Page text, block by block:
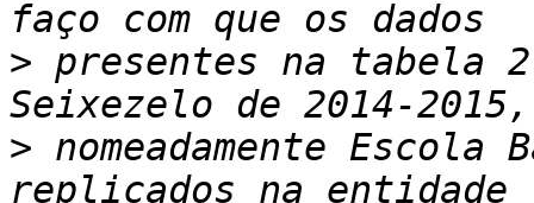
> presentes na tabela
> nomeadamente Escola